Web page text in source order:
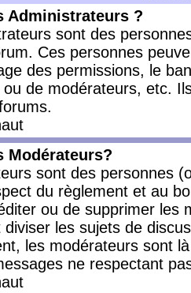
Administrateurs ?
sont des
Ces personnes
des permissions, le
de modérateurs, etc.
Modérateurs?
sont des personnes
du règlement et au
ou de supprimer les
les sujets de
les modérateurs sont
ne respectant